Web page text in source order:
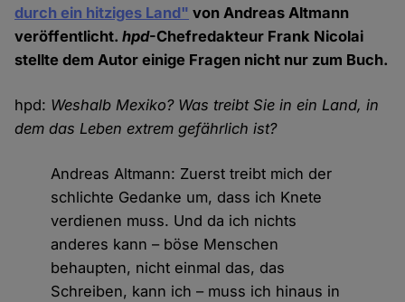
durch ein hitziges Land" von Andreas Altmann
veröffentlicht.hpd-Chefredakteur Frank Nicolai
stellte dem Autor einige Fragen nicht nur zum Buch.
hpd: Weshalb Mexiko? Was treibt Sie in ein Land, in
dem das Leben extrem gefährlich ist?
Andreas Altmann: Zuerst treibt mich der
schlichte Gedanke um, dass ich Knete
verdienen muss. Und da ich nichts
anderes kann – böse Menschen
behaupten, nicht einmal das, das
Schreiben, kann ich – muss ich hinaus in